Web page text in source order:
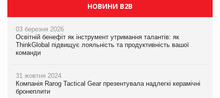
НОВИНИ B2B
03 березня 2026
Освітній бенефіт як інструмент утримання талантів: як
ThinkGlobal підвищує лояльність та продуктивність вашої
команди
31 жовтня 2024
Компанія Rarog Tactical Gear презентувала надлегкі керамічні
бронеплити